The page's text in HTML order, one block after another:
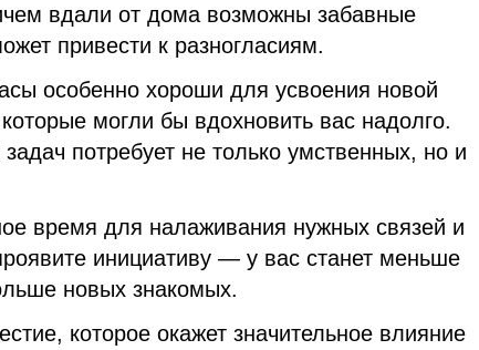
вдали от дома возможны забавные
привести к разногласиям.
особенно хороши для усвоения новой
могли бы вдохновить вас надолго.
потребует не только умственных, но и
время для налаживания нужных связей и
инициативу — у вас станет меньше
новых знакомых.
которое окажет значительное влияние